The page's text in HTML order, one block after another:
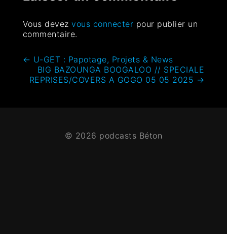
Vous devezvous connecter pour publier un
commentaire.
← U-GET : Papotage, Projets & News
BIG BAZOUNGA BOOGALOO // SPECIALE
REPRISES/COVERS A GOGO 05 05 2025 →
© 2026 podcasts Béton